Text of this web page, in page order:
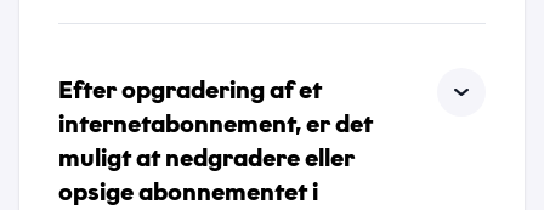
Efter opgradering af et
internetabonnement, er det
muligt at nedgradere eller
opsige abonnementet i